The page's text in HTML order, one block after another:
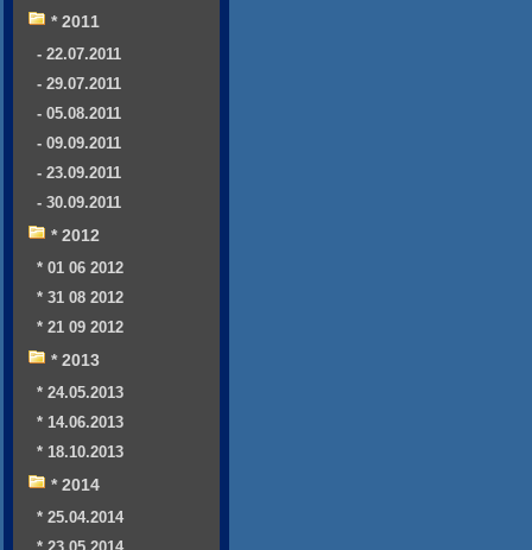
* 2011
- 22.07.2011
- 29.07.2011
- 05.08.2011
- 09.09.2011
- 23.09.2011
- 30.09.2011
* 2012
* 01 06 2012
* 31 08 2012
* 21 09 2012
* 2013
* 24.05.2013
* 14.06.2013
* 18.10.2013
* 2014
* 25.04.2014